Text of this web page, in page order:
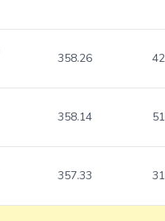
358.26
358.14
357.33